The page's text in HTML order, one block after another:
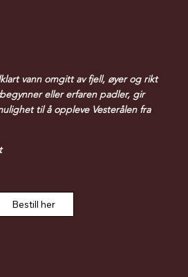
vann omgitt av fjell, øyer og rikt
eller erfaren padler, gir
til å oppleve Vesterålen fra
Bestill her